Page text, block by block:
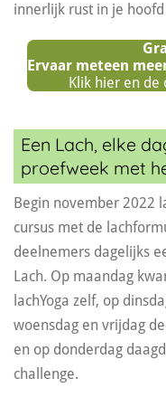
innerlijk rust in je
Ervaar meteen
Klik hier en de
Een Lach, elke
proefweek met
Begin november 2022
cursus met de
deelnemers dagelijks
Lach. Op maandag
lachYoga zelf, op
woensdag en vrijdag
en op donderdag
challenge.